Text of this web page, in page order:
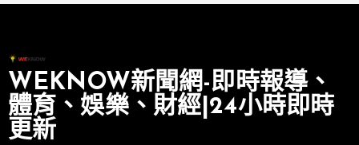
WEKNOW新聞網-即時報導、
體育、娛樂、財經|24小時即時
更新